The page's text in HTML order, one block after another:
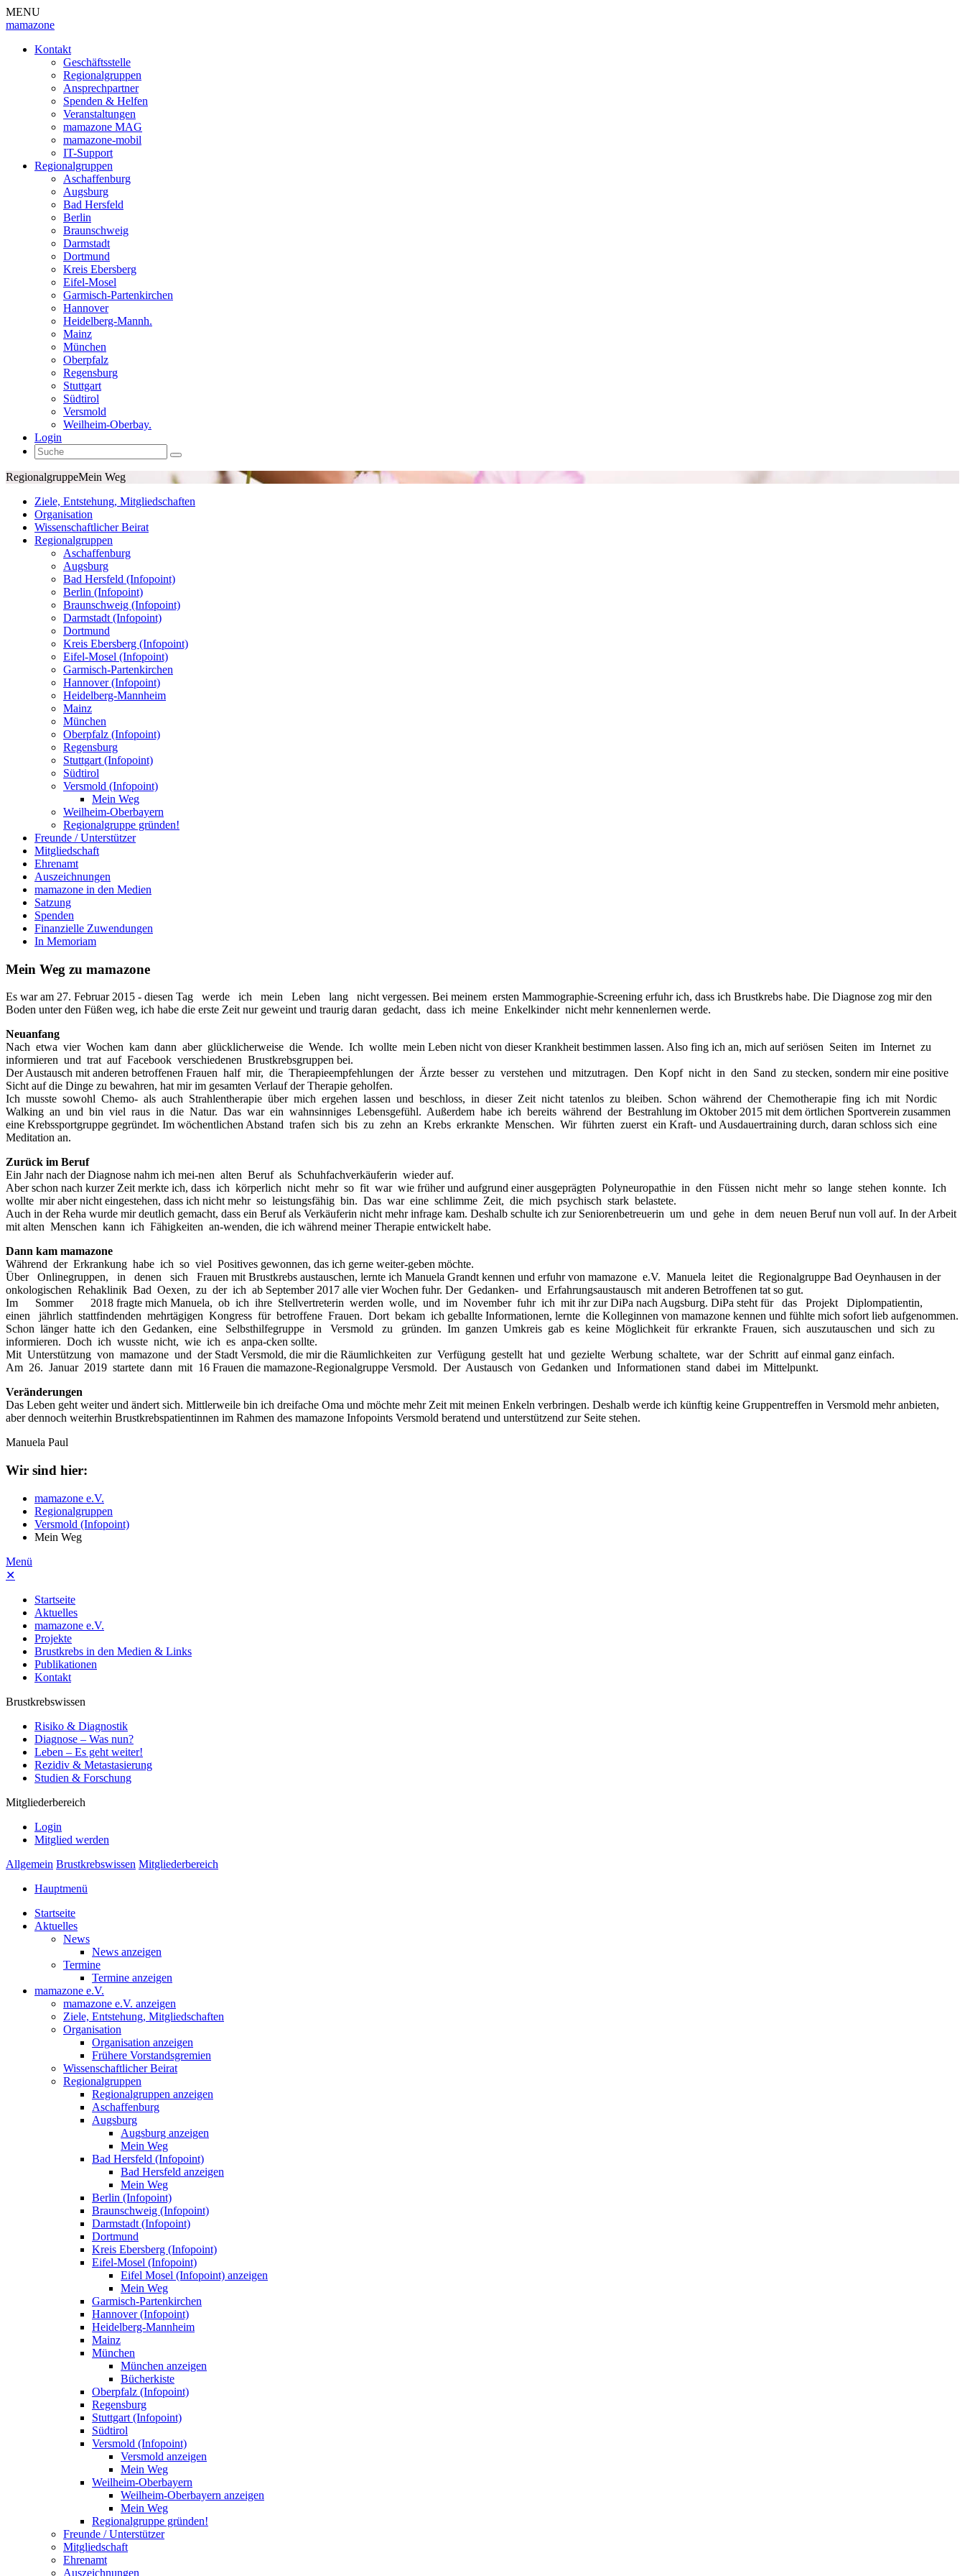
MENU
mamazone
Kontakt
Geschäftsstelle
Regionalgruppen
Ansprechpartner
Spenden & Helfen
Veranstaltungen
mamazone MAG
mamazone-mobil
IT-Support
Regionalgruppen
Aschaffenburg
Augsburg
Bad Hersfeld
Berlin
Braunschweig
Darmstadt
Dortmund
Kreis Ebersberg
Eifel-Mosel
Garmisch-Partenkirchen
Hannover
Heidelberg-Mannh.
Mainz
München
Oberpfalz
Regensburg
Stuttgart
Südtirol
Versmold
Weilheim-Oberbay.
Login
RegionalgruppeMein Weg
Ziele, Entstehung, Mitgliedschaften
Organisation
Wissenschaftlicher Beirat
Regionalgruppen
Aschaffenburg
Augsburg
Bad Hersfeld (Infopoint)
Berlin (Infopoint)
Braunschweig (Infopoint)
Darmstadt (Infopoint)
Dortmund
Kreis Ebersberg (Infopoint)
Eifel-Mosel (Infopoint)
Garmisch-Partenkirchen
Hannover (Infopoint)
Heidelberg-Mannheim
Mainz
München
Oberpfalz (Infopoint)
Regensburg
Stuttgart (Infopoint)
Südtirol
Versmold (Infopoint)
Mein Weg
Weilheim-Oberbayern
Regionalgruppe gründen!
Freunde / Unterstützer
Mitgliedschaft
Ehrenamt
Auszeichnungen
mamazone in den Medien
Satzung
Spenden
Finanzielle Zuwendungen
In Memoriam
Mein Weg zu mamazone
Es war am 27. Februar 2015 - diesen Tag werde ich mein Leben lang nicht vergessen. Bei meinem ersten Mammographie-Screening erfuhr ich, dass ich Brustkrebs habe. Die Diagnose zog mir den
Boden unter den Füßen weg, ich habe die erste Zeit nur geweint und traurig daran gedacht, dass ich meine Enkelkinder nicht mehr kennenlernen werde.
Neuanfang
Nach etwa vier Wochen kam dann aber glücklicherweise die Wende. Ich wollte mein Leben nicht von dieser Krankheit bestimmen lassen. Also fing ich an, mich auf seriösen Seiten im Internet zu
informieren und trat auf Facebook verschiedenen Brustkrebsgruppen bei.
Der Austausch mit anderen betroffenen Frauen half mir, die Therapieempfehlungen der Ärzte besser zu verstehen und mitzutragen. Den Kopf nicht in den Sand zu stecken, sondern mir eine positive
Sicht auf die Dinge zu bewahren, hat mir im gesamten Verlauf der Therapie geholfen.
Ich musste sowohl Chemo- als auch Strahlentherapie über mich ergehen lassen und beschloss, in dieser Zeit nicht tatenlos zu bleiben. Schon während der Chemotherapie fing ich mit Nordic
Walking an und bin viel raus in die Natur. Das war ein wahnsinniges Lebensgefühl. Außerdem habe ich bereits während der Bestrahlung im Oktober 2015 mit dem örtlichen Sportverein zusammen
eine Krebssportgruppe gegründet. Im wöchentlichen Abstand trafen sich bis zu zehn an Krebs erkrankte Menschen. Wir führten zuerst ein Kraft- und Ausdauertraining durch, daran schloss sich eine
Meditation an.
Zurück im Beruf
Ein Jahr nach der Diagnose nahm ich mei-nen alten Beruf als Schuhfachverkäuferin wieder auf.
Aber schon nach kurzer Zeit merkte ich, dass ich körperlich nicht mehr so fit war wie früher und aufgrund einer ausgeprägten Polyneuropathie in den Füssen nicht mehr so lange stehen konnte. Ich
wollte mir aber nicht eingestehen, dass ich nicht mehr so leistungsfähig bin. Das war eine schlimme Zeit, die mich psychisch stark belastete.
Auch in der Reha wurde mir deutlich gemacht, dass ein Beruf als Verkäuferin nicht mehr infrage kam. Deshalb schulte ich zur Seniorenbetreuerin um und gehe in dem neuen Beruf nun voll auf. In der Arbeit
mit alten Menschen kann ich Fähigkeiten an-wenden, die ich während meiner Therapie entwickelt habe.
Dann kam mamazone
Während der Erkrankung habe ich so viel Positives gewonnen, das ich gerne weiter-geben möchte.
Über Onlinegruppen, in denen sich Frauen mit Brustkrebs austauschen, lernte ich Manuela Grandt kennen und erfuhr von mamazone e.V. Manuela leitet die Regionalgruppe Bad Oeynhausen in der
onkologischen Rehaklinik Bad Oexen, zu der ich ab September 2017 alle vier Wochen fuhr. Der Gedanken- und Erfahrungsaustausch mit anderen Betroffenen tat so gut.
Im Sommer 2018 fragte mich Manuela, ob ich ihre Stellvertreterin werden wolle, und im November fuhr ich mit ihr zur DiPa nach Augsburg. DiPa steht für das Projekt Diplompatientin,
einen jährlich stattfindenden mehrtägigen Kongress für betroffene Frauen. Dort bekam ich geballte Informationen, lernte die Kolleginnen von mamazone kennen und fühlte mich sofort lieb aufgenommen.
Schon länger hatte ich den Gedanken, eine Selbsthilfegruppe in Versmold zu gründen. Im ganzen Umkreis gab es keine Möglichkeit für erkrankte Frauen, sich auszutauschen und sich zu
informieren. Doch ich wusste nicht, wie ich es anpa-cken sollte.
Mit Unterstützung von mamazone und der Stadt Versmold, die mir die Räumlichkeiten zur Verfügung gestellt hat und gezielte Werbung schaltete, war der Schritt auf einmal ganz einfach.
Am 26. Januar 2019 startete dann mit 16 Frauen die mamazone-Regionalgruppe Versmold. Der Austausch von Gedanken und Informationen stand dabei im Mittelpunkt.
Veränderungen
Das Leben geht weiter und ändert sich. Mittlerweile bin ich dreifache Oma und möchte mehr Zeit mit meinen Enkeln verbringen. Deshalb werde ich künftig keine Gruppentreffen in Versmold mehr anbieten,
aber dennoch weiterhin Brustkrebspatientinnen im Rahmen des mamazone Infopoints Versmold beratend und unterstützend zur Seite stehen.
Manuela Paul
Wir sind hier:
mamazone e.V.
Regionalgruppen
Versmold (Infopoint)
Mein Weg
Menü
✕
Startseite
Aktuelles
mamazone e.V.
Projekte
Brustkrebs in den Medien & Links
Publikationen
Kontakt
Brustkrebswissen
Risiko & Diagnostik
Diagnose – Was nun?
Leben – Es geht weiter!
Rezidiv & Metastasierung
Studien & Forschung
Mitgliederbereich
Login
Mitglied werden
Allgemein Brustkrebswissen Mitgliederbereich
Hauptmenü
Startseite
Aktuelles
News
News anzeigen
Termine
Termine anzeigen
mamazone e.V.
mamazone e.V. anzeigen
Ziele, Entstehung, Mitgliedschaften
Organisation
Organisation anzeigen
Frühere Vorstandsgremien
Wissenschaftlicher Beirat
Regionalgruppen
Regionalgruppen anzeigen
Aschaffenburg
Augsburg
Augsburg anzeigen
Mein Weg
Bad Hersfeld (Infopoint)
Bad Hersfeld anzeigen
Mein Weg
Berlin (Infopoint)
Braunschweig (Infopoint)
Darmstadt (Infopoint)
Dortmund
Kreis Ebersberg (Infopoint)
Eifel-Mosel (Infopoint)
Eifel Mosel (Infopoint) anzeigen
Mein Weg
Garmisch-Partenkirchen
Hannover (Infopoint)
Heidelberg-Mannheim
Mainz
München
München anzeigen
Bücherkiste
Oberpfalz (Infopoint)
Regensburg
Stuttgart (Infopoint)
Südtirol
Versmold (Infopoint)
Versmold anzeigen
Mein Weg
Weilheim-Oberbayern
Weilheim-Oberbayern anzeigen
Mein Weg
Regionalgruppe gründen!
Freunde / Unterstützer
Mitgliedschaft
Ehrenamt
Auszeichnungen